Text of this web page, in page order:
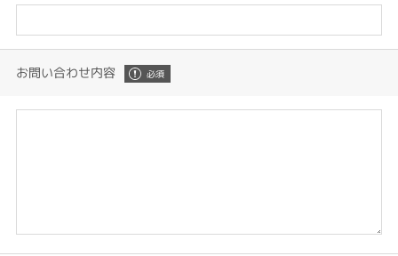
お問い合わせ内容